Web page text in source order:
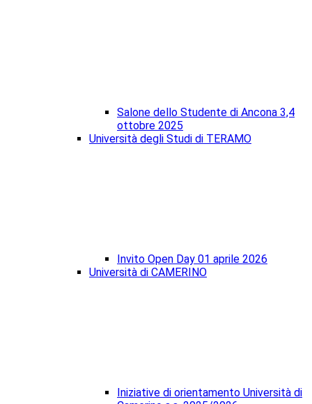
Salone dello Studente di Ancona 3,4
ottobre 2025
Università degli Studi di TERAMO
Invito Open Day 01 aprile 2026
Università di CAMERINO
Iniziative di orientamento Università di